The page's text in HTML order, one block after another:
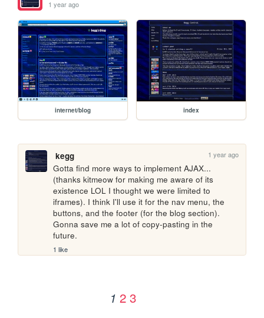
1 year ago
internet/blog index
kegg 1 year ago
Gotta find more ways to implement AJAX...
(thanks kitmeow for making me aware of its
existence LOL I thought we were limited to
iframes). I think I'll use it for the nav menu, the
buttons, and the footer (for the blog section).
Gonna save me a lot of copy-pasting in the
future.
1 like
1 2 3